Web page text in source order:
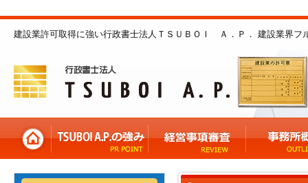
建設業許可取得に強い行政書士法人ＴＳＵＢＯＩ Ａ．Ｐ． 建設業界フ